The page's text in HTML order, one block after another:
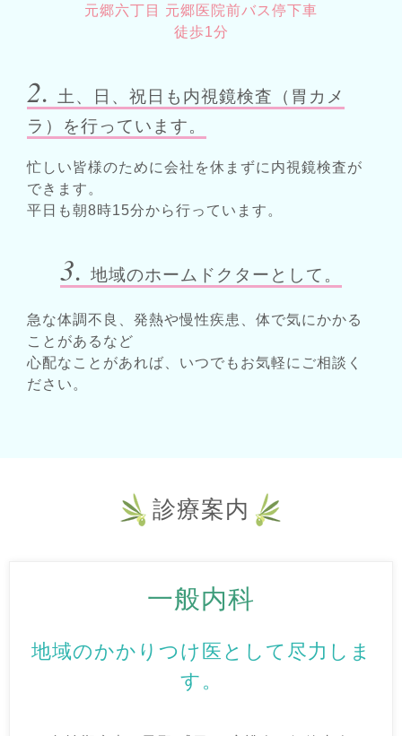
元郷六丁目 元郷医院前バス停下車
徒歩1分
2. 土、日、祝日も内視鏡検査（胃カメ
ラ）を行っています。
忙しい皆様のために会社を休まずに内視鏡検査が
できます。
平日も朝8時15分から行っています。
3. 地域のホームドクターとして。
急な体調不良、発熱や慢性疾患、体で気にかかる
ことがあるなど
心配なことがあれば、いつでもお気軽にご相談く
ださい。
診療案内
一般内科
地域のかかりつけ医として尽力しま
す。